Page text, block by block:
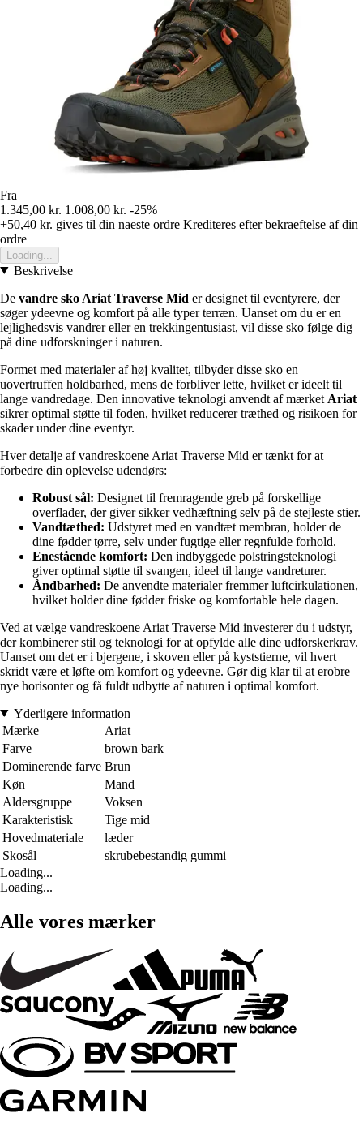
Fra
1.345,00 kr. 1.008,00 kr. -25%
+50,40 kr. gives til din naeste ordre Krediteres efter bekraeftelse af din
ordre
Loading...
Beskrivelse
De vandre sko Ariat Traverse Mid er designet til eventyrere, der
søger ydeevne og komfort på alle typer terræn. Uanset om du er en
lejlighedsvis vandrer eller en trekkingentusiast, vil disse sko følge dig
på dine udforskninger i naturen.
Formet med materialer af høj kvalitet, tilbyder disse sko en
uovertruffen holdbarhed, mens de forbliver lette, hvilket er ideelt til
lange vandredage. Den innovative teknologi anvendt af mærket Ariat
sikrer optimal støtte til foden, hvilket reducerer træthed og risikoen for
skader under dine eventyr.
Hver detalje af vandreskoene Ariat Traverse Mid er tænkt for at
forbedre din oplevelse udendørs:
Robust sål: Designet til fremragende greb på forskellige
overflader, der giver sikker vedhæftning selv på de stejleste stier.
Vandtæthed: Udstyret med en vandtæt membran, holder de
dine fødder tørre, selv under fugtige eller regnfulde forhold.
Enestående komfort: Den indbyggede polstringsteknologi
giver optimal støtte til svangen, ideel til lange vandreturer.
Åndbarhed: De anvendte materialer fremmer luftcirkulationen,
hvilket holder dine fødder friske og komfortable hele dagen.
Ved at vælge vandreskoene Ariat Traverse Mid investerer du i udstyr,
der kombinerer stil og teknologi for at opfylde alle dine udforskerkrav.
Uanset om det er i bjergene, i skoven eller på kyststierne, vil hvert
skridt være et løfte om komfort og ydeevne. Gør dig klar til at erobre
nye horisonter og få fuldt udbytte af naturen i optimal komfort.
Yderligere information
Mærke
Ariat
Farve
brown bark
Dominerende farve Brun
Køn
Mand
Aldersgruppe
Voksen
Karakteristisk
Tige mid
Hovedmateriale
læder
Skosål
skrubebestandig gummi
Loading...
Loading...
Alle vores mærker